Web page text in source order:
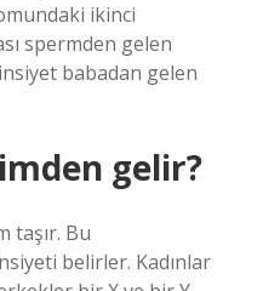
ikinci
spermden gelen
babadan gelen
gelir?
taşır. Bu
belirler. Kadınlar